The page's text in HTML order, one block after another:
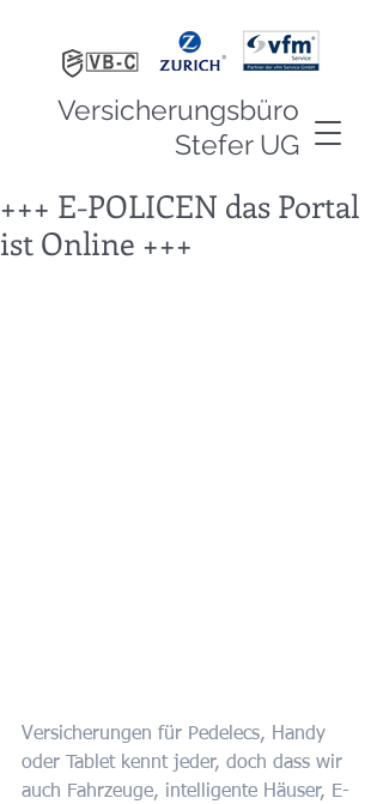
Versicherungsbüro
Stefer UG
+++ E-POLICEN das Portal
ist Online +++
Versicherungen für Pedelecs, Handy
oder Tablet kennt jeder, doch dass wir
auch Fahrzeuge, intelligente Häuser, E-